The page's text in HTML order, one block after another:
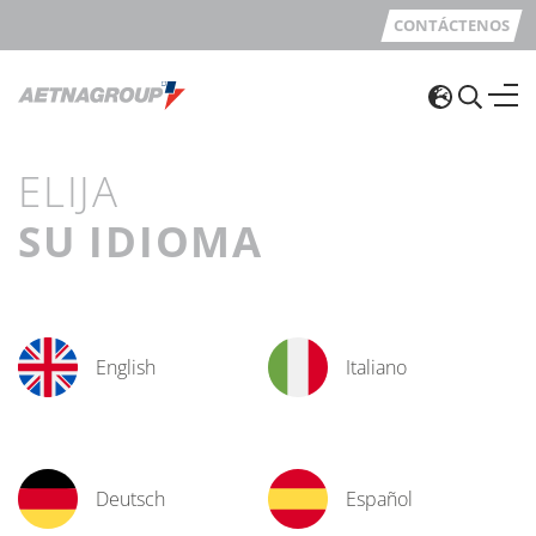
CONTÁCTENOS
ELIJA
SU IDIOMA
English Italiano
Deutsch Español